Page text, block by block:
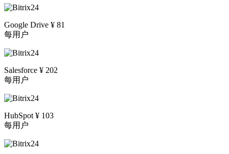
Google Drive ¥ 81
每用户
Salesforce ¥ 202
每用户
HubSpot ¥ 103
每用户